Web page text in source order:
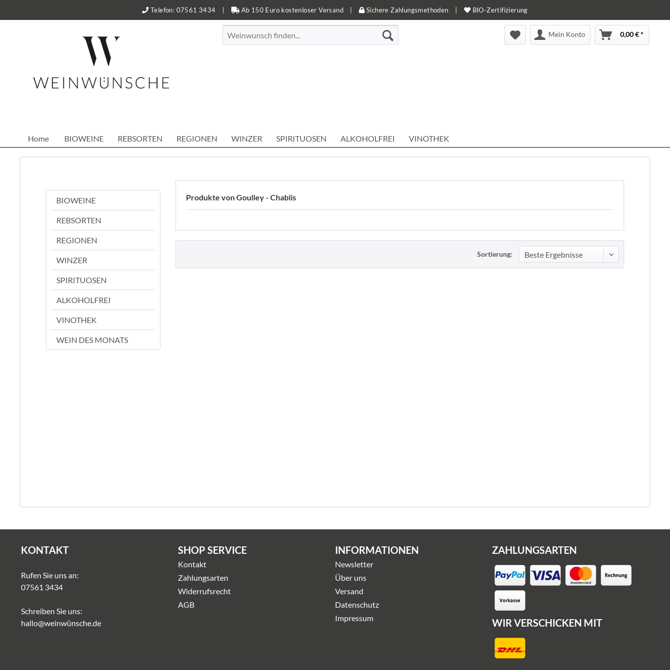
Telefon: 07561 3434 Ab 150 Euro kostenloser Versand Sichere Zahlungsmethoden BIO-Zertifizierung
Mein Konto 0,00 € *
Home BIOWEINE REBSORTEN REGIONEN WINZER SPIRITUOSEN ALKOHOLFREI VINOTHEK
BIOWEINE
REBSORTEN
REGIONEN
WINZER
SPIRITUOSEN
ALKOHOLFREI
VINOTHEK
WEIN DES MONATS
Produkte von Goulley - Chablis
Sortierung:
KONTAKT
Rufen Sie uns an:
07561 3434
Schreiben Sie uns:
hallo@weinwünsche.de
SHOP SERVICE
Kontakt
Zahlungsarten
Widerrufsrecht
AGB
INFORMATIONEN
Newsletter
Über uns
Versand
Datenschutz
Impressum
ZAHLUNGSARTEN
WIR VERSCHICKEN MIT